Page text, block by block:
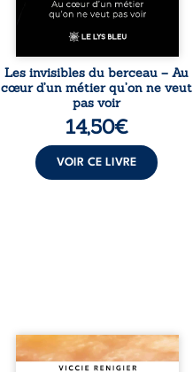
Les invisibles du berceau – Au
cœur d’un métier qu’on ne veut
pas voir
14,50€
VOIR CE LIVRE
Revenge est à la tête des
Diamond’s, un clan de motards